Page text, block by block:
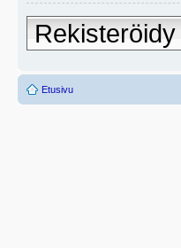
Rekisteröidy
Etusivu